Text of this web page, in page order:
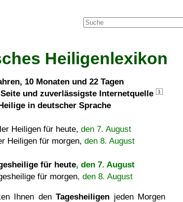
Heiligenlexikon
10 Monaten und 22 Tagen
und zuverlässigste Internetquelle
1
in deutscher Sprache
Heiligen für heute, den 7. August
Heiligen für morgen, den 8. August
für heute, den 7. August
für morgen, den 8. August
Ihnen denTagesheiligen jeden Morgen